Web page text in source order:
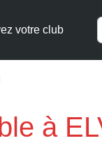
votre club
à